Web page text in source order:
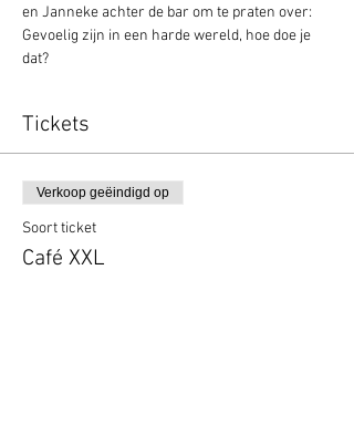
en Janneke achter de bar om te praten over:
Gevoelig zijn in een harde wereld, hoe doe je
dat?
Tickets
Verkoop geëindigd op
Soort ticket
Café XXL